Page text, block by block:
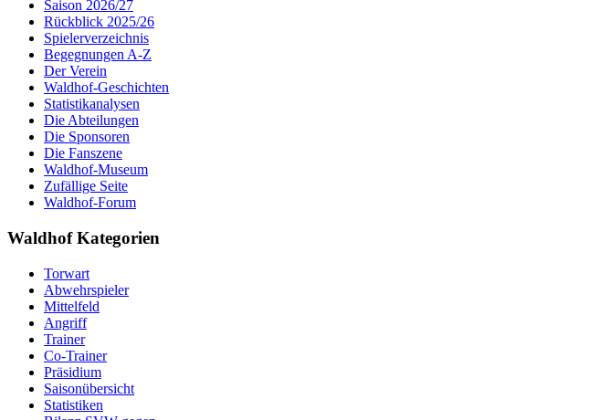
Saison 2026/27
Rückblick 2025/26
Spielerverzeichnis
Begegnungen A-Z
Der Verein
Waldhof-Geschichten
Statistikanalysen
Die Abteilungen
Die Sponsoren
Die Fanszene
Waldhof-Museum
Zufällige Seite
Waldhof-Forum
Waldhof Kategorien
Torwart
Abwehrspieler
Mittelfeld
Angriff
Trainer
Co-Trainer
Präsidium
Saisonübersicht
Statistiken